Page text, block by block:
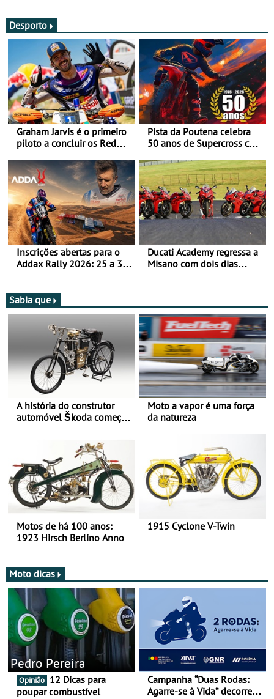
Desporto
Graham Jarvis é o primeiro
piloto a concluir os Red
moto elétrica
Pista da Poutena celebra
50 anos de Supercross com
de agosto
Inscrições abertas para o
Addax Rally 2026: 25 a 30
Bianchi Prata
Ducati Academy regressa a
Misano com dois dias
Circuit
Sabia que
A história do construtor
automóvel Škoda começou
Moto a vapor é uma força
da natureza
Motos de há 100 anos:
1923 Hirsch Berlino Anno
1915 Cyclone V-Twin
Moto dicas
Pedro Pereira
Opinião
poupar combustível
Campanha “Duas Rodas:
Agarre-se à Vida” decorre